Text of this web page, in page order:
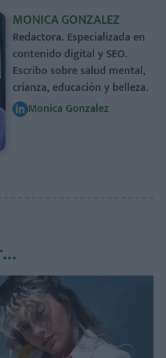
MONICA GONZALEZ
Redactora. Especializada en
contenido digital y SEO.
Escribo sobre salud mental,
crianza, educación y belleza.
Monica Gonzalez